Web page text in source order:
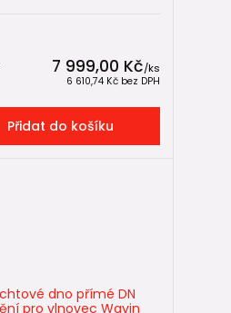
7 999,00 Kč/ks
6 610,74 Kč bez DPH
Přidat do košíku